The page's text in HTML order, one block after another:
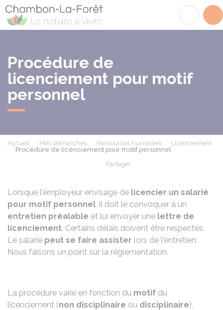
Procédure de
licenciement pour motif
personnel
Accueil Mes démarches Ressources humaines
Licenciement
Procédure de licenciement pour motif personnel
Partager
Lorsque l'employeur envisage de licencier un salarié
pour motif personnel, il doit le convoquer à un
entretien préalable et lui envoyer une lettre de
licenciement. Certains délais doivent être respectés.
Le salarié peut se faire assister lors de l'entretien.
Nous faisons un point sur la réglementation.
La procédure varie en fonction du motif du
licenciement (non disciplinaire ou disciplinaire).